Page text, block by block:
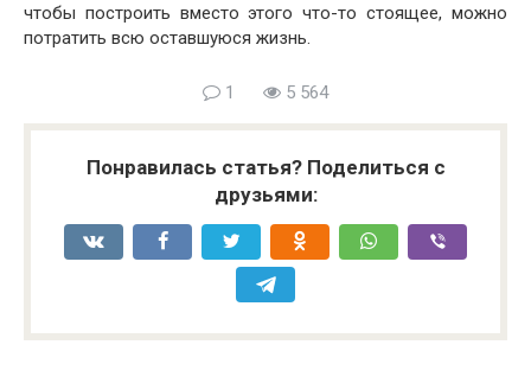
чтобы построить вместо этого что-то стоящее, можно
потратить всю оставшуюся жизнь.
1 5 564
Понравилась статья? Поделиться с
друзьями: